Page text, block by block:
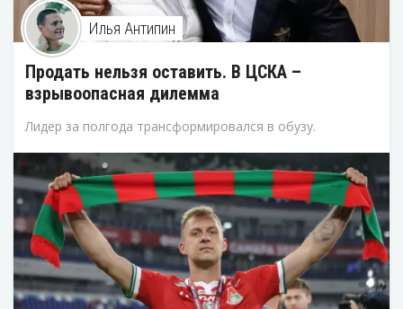
Илья Антипин
Продать нельзя оставить. В ЦСКА –
взрывоопасная дилемма
Лидер за полгода трансформировался в обузу.